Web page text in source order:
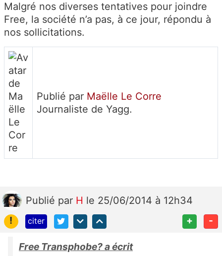
Malgré nos diverses tentatives pour joindre
Free, la société n’a pas, à ce jour, répondu à
nos sollicitations.
Publié par Maëlle Le Corre
Journaliste de Yagg.
Publié par H le 25/06/2014 à 12h34
!
citer + -
Free Transphobe? a écrit